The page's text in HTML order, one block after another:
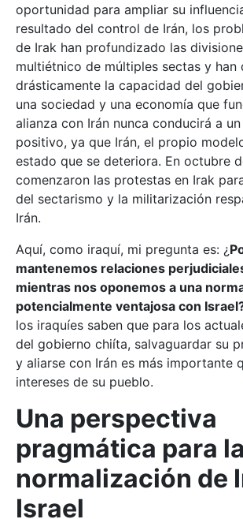
oportunidad para ampliar su
resultado del control de Irán, los
de Irak han profundizado las
multiétnico de múltiples sectas y han
drásticamente la capacidad del
una sociedad y una economía que
alianza con Irán nunca conducirá a
positivo, ya que Irán, el propio
estado que se deteriora. En octubre
comenzaron las protestas en Irak
del sectarismo y la militarización
Irán.
Aquí, como iraquí, mi pregunta es: ¿
mantenemos relaciones
mientras nos oponemos a una
potencialmente ventajosa con
los iraquíes saben que para los
del gobierno chiíta, salvaguardar su
y aliarse con Irán es más importante
intereses de su pueblo.
Una perspectiva
pragmática para la
normalización de
Israel